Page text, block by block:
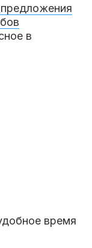
в
время